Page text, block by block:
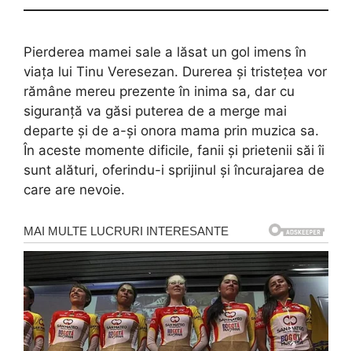
Pierderea mamei sale a lăsat un gol imens în
viața lui Tinu Veresezan. Durerea și tristețea vor
rămâne mereu prezente în inima sa, dar cu
siguranță va găsi puterea de a merge mai
departe și de a-și onora mama prin muzica sa.
În aceste momente dificile, fanii și prietenii săi îi
sunt alături, oferindu-i sprijinul și încurajarea de
care are nevoie.